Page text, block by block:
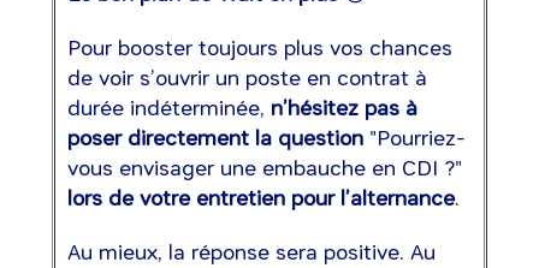
Pour booster toujours plus vos chances
de voir s’ouvrir un poste en contrat à
durée indéterminée, n’hésitez pas à
poser directement la question "Pourriez-
vous envisager une embauche en CDI ?"
lors de votre entretien pour l’alternance.
Au mieux, la réponse sera positive. Au